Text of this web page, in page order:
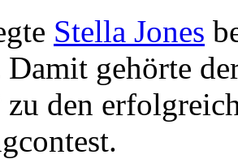
Stella Jones
Damit gehörte
den